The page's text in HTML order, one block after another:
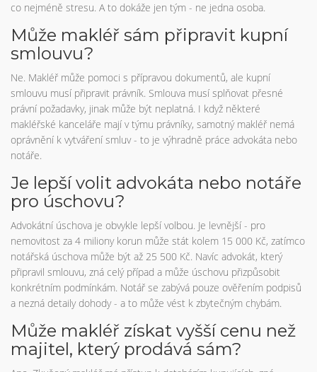
co nejméně stresu. A to dokáže jen tým - ne jedna osoba.
Může makléř sám připravit kupní
smlouvu?
Ne. Makléř může pomoci s přípravou dokumentů, ale kupní
smlouvu musí připravit právník. Smlouva musí splňovat přesné
právní požadavky, jinak může být neplatná. I když některé
makléřské kanceláře mají v týmu právníky, samotný makléř nemá
oprávnění k vytváření smluv - to je výhradně práce advokáta nebo
notáře.
Je lepší volit advokáta nebo notáře
pro úschovu?
Advokátní úschova je obvykle lepší volbou. Je levnější - pro
nemovitost za 4 miliony korun může stát kolem 15 000 Kč, zatímco
notářská úschova může být až 25 500 Kč. Navíc advokát, který
připravil smlouvu, zná celý případ a může úschovu přizpůsobit
konkrétním podmínkám. Notář se zabývá pouze ověřením podpisů
a nezná detaily dohody - a to může vést k zbytečným chybám.
Může makléř získat vyšší cenu než
majitel, který prodává sám?